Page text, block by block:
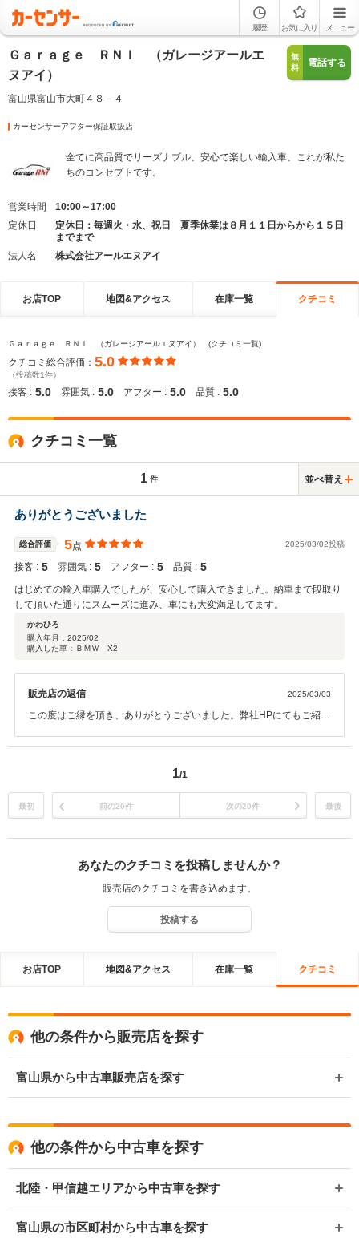
履歴 お気に入り メニュー
Ｇａｒａｇｅ ＲＮＩ （ガレージアールエ
ヌアイ）
富山県富山市大町４８－４
無
料
電話する
カーセンサーアフター保証取扱店
全てに高品質でリーズナブル、安心で楽しい輸入車、これが私た
ちのコンセプトです。
営業時間
10:00～17:00
定休日
定休日：毎週火・水、祝日 夏季休業は８月１１日からから１５日
までまで
法人名
株式会社アールエヌアイ
お店TOP 地図&アクセス 在庫一覧 クチコミ
Ｇａｒａｇｅ ＲＮＩ （ガレージアールエヌアイ） (クチコミ一覧)
クチコミ総合評価： 5.0
（投稿数1件）
接客 : 5.0 雰囲気 : 5.0 アフター : 5.0 品質 : 5.0
クチコミ一覧
1 件 並べ替え
ありがとうございました
総合評価 5点 2025/03/02投稿
接客 : 5 雰囲気 : 5 アフター : 5 品質 : 5
はじめての輸入車購入でしたが、安心して購入できました。納車まで段取り
して頂いた通りにスムーズに進み、車にも大変満足してます。
かわひろ
購入年月： 2025/02
購入した車：ＢＭＷ X2
販売店の返信 2025/03/03
この度はご縁を頂き、ありがとうございました。弊社HPにてもご紹介
す。これからも何かありましたら、お気軽にご連絡ください。
1/1
最初 前の20件 次の20件 最後
あなたのクチコミを投稿しませんか？
販売店のクチコミを書き込めます。
投稿する
お店TOP 地図&アクセス 在庫一覧 クチコミ
他の条件から販売店を探す
富山県から中古車販売店を探す
他の条件から中古車を探す
北陸・甲信越エリアから中古車を探す
富山県の市区町村から中古車を探す